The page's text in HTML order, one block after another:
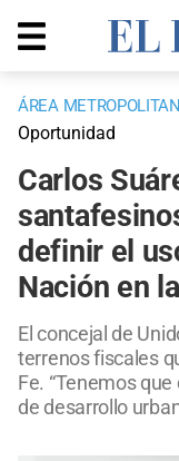
ÁREA
Oportunidad
Carlos
definir el
Nación en
El concejal de
terrenos fiscales
Fe. “Tenemos
de desarrollo